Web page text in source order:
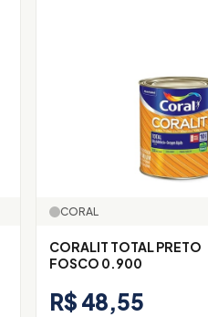
CORAL
CORALIT TOTAL PRETO
FOSCO 0.900
R$ 48,55